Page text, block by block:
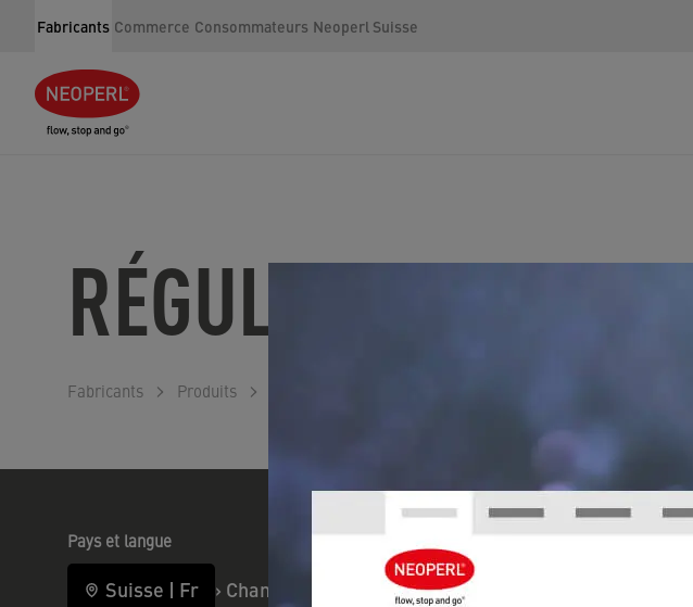
Fabricants Commerce Consommateurs Neoperl Suisse
RÉGULATION DE
Fabricants Produits
Pays et langue
Suisse | Fr › Changer